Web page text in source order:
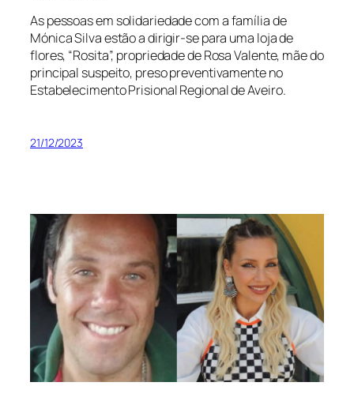
As pessoas em solidariedade com a família de
Mónica Silva estão a dirigir-se para uma loja de
flores, “Rosita”, propriedade de Rosa Valente, mãe do
principal suspeito, preso preventivamente no
Estabelecimento Prisional Regional de Aveiro.
21/12/2023